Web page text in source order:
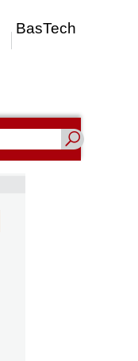
BasTech